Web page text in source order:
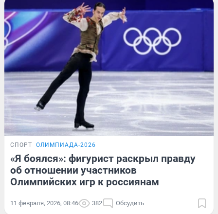
СПОРТ ОЛИМПИАДА-2026
«Я боялся»: фигурист раскрыл правду
об отношении участников
Олимпийских игр к россиянам
11 февраля, 2026, 08:46 382 Обсудить